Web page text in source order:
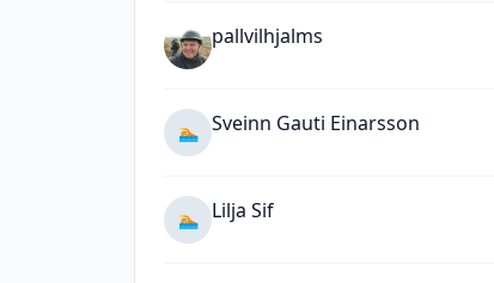
pallvilhjalms
🏊 Sveinn Gauti Einarsson
🏊 Lilja Sif